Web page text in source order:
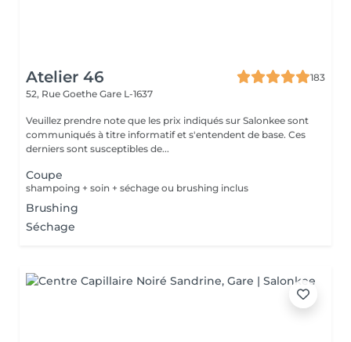
Atelier 46
183
52, Rue Goethe Gare L-1637
Veuillez prendre note que les prix indiqués sur Salonkee sont
communiqués à titre informatif et s'entendent de base. Ces
derniers sont susceptibles de...
Coupe
shampoing + soin + séchage ou brushing inclus
Brushing
Séchage